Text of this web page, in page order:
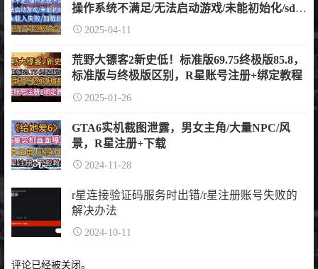
操作系统不满足/无法启动游戏/未能初始化/sdk
载入失败/加载超时问题解决合集
2025-04-11
荒野大镖客2新史低！标准版69.75终极版85.8，
标准版与终极版区别，R星账号注册+绑定教程
2025-01-26
GTA6实机截图泄露，男女主角/大量NPC/风
景，R星注册+下载
2024-11-28
r星连接验证码服务时出错/r星注册账号失败的
解决办法
2024-10-11
评论已经被关闭。